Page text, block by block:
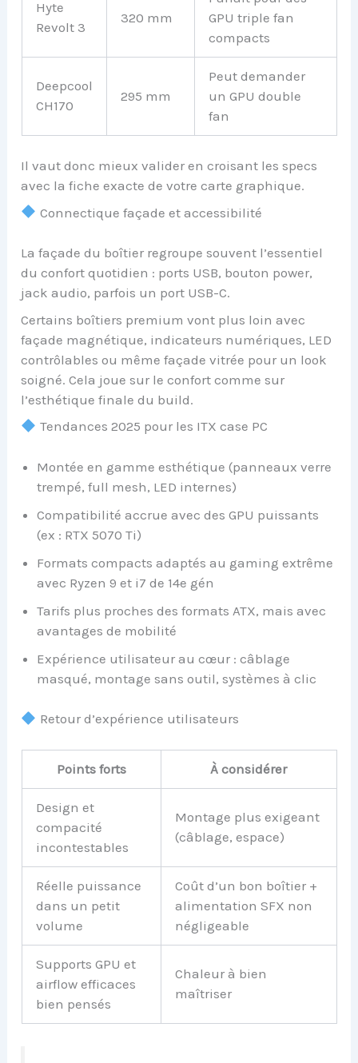
Hyte
Revolt 3
320 mm
GPU triple fan
compacts
Deepcool
CH170
295 mm
Peut demander
un GPU double
fan
Il vaut donc mieux valider en croisant les specs
avec la fiche exacte de votre carte graphique.
Connectique façade et accessibilité
La façade du boîtier regroupe souvent l’essentiel
du confort quotidien : ports USB, bouton power,
jack audio, parfois un port USB-C.
Certains boîtiers premium vont plus loin avec
façade magnétique, indicateurs numériques, LED
contrôlables ou même façade vitrée pour un look
soigné. Cela joue sur le confort comme sur
l’esthétique finale du build.
Tendances 2025 pour les ITX case PC
Montée en gamme esthétique (panneaux verre
trempé, full mesh, LED internes)
Compatibilité accrue avec des GPU puissants
(ex : RTX 5070 Ti)
Formats compacts adaptés au gaming extrême
avec Ryzen 9 et i7 de 14e gén
Tarifs plus proches des formats ATX, mais avec
avantages de mobilité
Expérience utilisateur au cœur : câblage
masqué, montage sans outil, systèmes à clic
Retour d’expérience utilisateurs
Points forts À considérer
Design et
compacité
incontestables
Montage plus exigeant
(câblage, espace)
Réelle puissance
dans un petit
volume
Coût d’un bon boîtier +
alimentation SFX non
négligeable
Supports GPU et
airflow efficaces
bien pensés
Chaleur à bien
maîtriser